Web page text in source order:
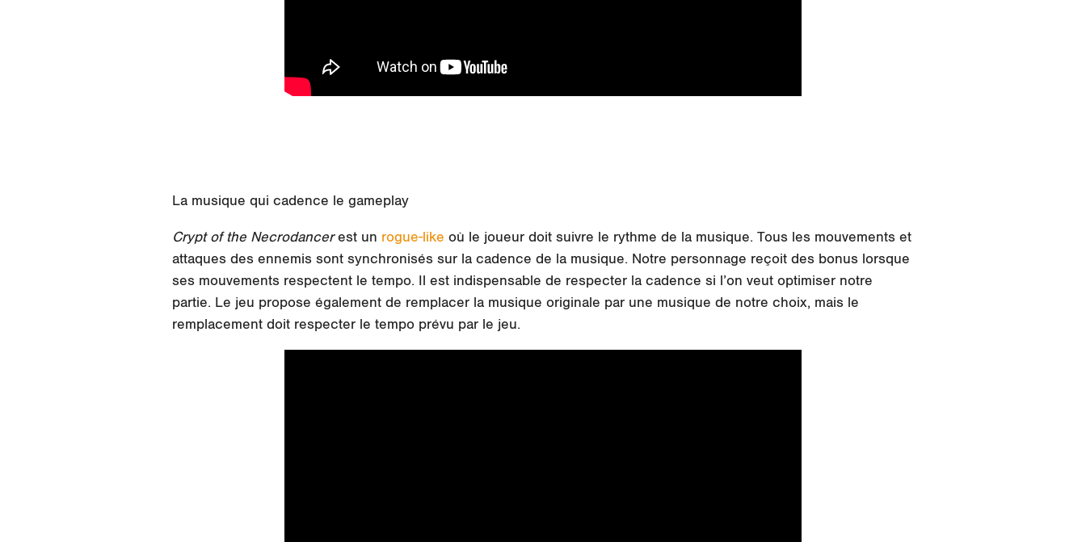
La musique qui cadence le gameplay
Crypt of the Necrodancerest un rogue-like où le joueur doit suivre le rythme de la musique. Tous les mouvements et
attaques des ennemis sont synchronisés sur la cadence de la musique. Notre personnage reçoit des bonus lorsque
ses mouvements respectent le tempo. Il est indispensable de respecter la cadence si l’on veut optimiser notre
partie. Le jeu propose également de remplacer la musique originale par une musique de notre choix, mais le
remplacement doit respecter le tempo prévu par le jeu.